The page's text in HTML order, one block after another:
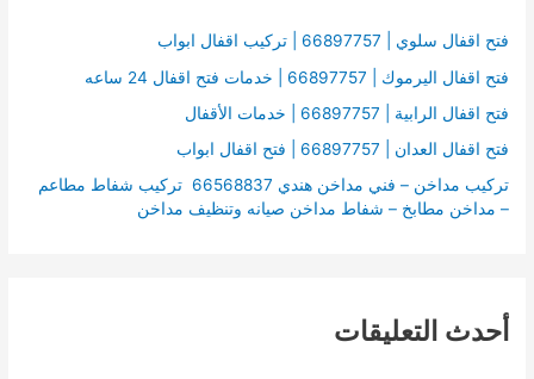
ن
:
فتح اقفال سلوي | 66897757 | تركيب اقفال ابواب
فتح اقفال اليرموك | 66897757 | خدمات فتح اقفال 24 ساعه
فتح اقفال الرابية | 66897757 | خدمات الأقفال
فتح اقفال العدان | 66897757 | فتح اقفال ابواب
تركيب مداخن – فني مداخن هندي 66568837 تركيب شفاط مطاعم
– مداخن مطابخ – شفاط مداخن صيانه وتنظيف مداخن
أحدث التعليقات